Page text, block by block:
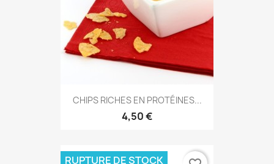
CHIPS RICHES EN PROTÉINES...
4,50 €
RUPTURE DE STOCK